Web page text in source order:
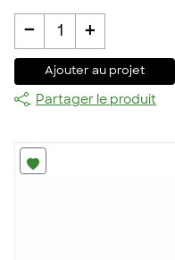
- 1 +
Ajouter au projet
Partager le produit